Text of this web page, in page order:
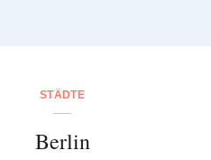
STÄDTE
Berlin